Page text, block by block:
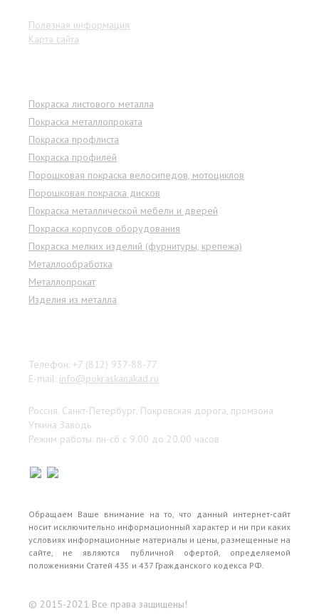
Полезная информация
Карта сайта
Покраска листового металла
Покраска металлопроката
Покраска профлиста
Покраска профилей
Порошковая покраска велосипедов, мотоциклов
Порошковая покраска дисков
Покраска металлической мебели и дверей
Покраска корпусов оборудования
Покраска мелких изделий (фурнитуры, крепежа)
Металлообработка
Металлопрокат
Изделия из металла
Телефон: +7 (812) 937-88-77
E-mail: info@pokraskanakad.ru
Россия, Санкт-Петербург, Покровская дорога, промзона
Уткина Заводь
Режим работы: пн-сб с 9.00 до 20.00 часов
Обращаем Ваше внимание на то, что данный интернет-сайт
носит исключительно информационный характер и ни при каких
условиях информационные материалы и цены, размещенные на
сайте, не являются публичной офертой, определяемой
положениями Статей 435 и 437 Гражданского кодекса РФ.
© 2015-2021 Все права защищены!